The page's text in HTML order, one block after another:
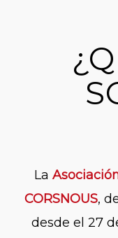
La
CORSNOUS,
desde el 27